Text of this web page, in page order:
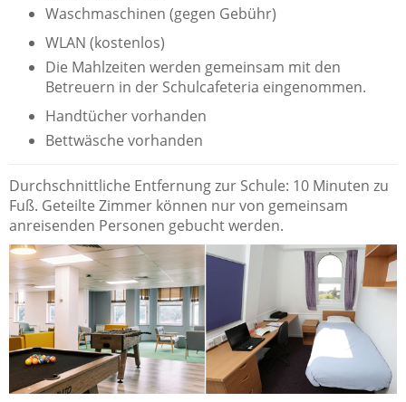
Waschmaschinen (gegen Gebühr)
WLAN (kostenlos)
Die Mahlzeiten werden gemeinsam mit den
Betreuern in der Schulcafeteria eingenommen.
Handtücher vorhanden
Bettwäsche vorhanden
Durchschnittliche Entfernung zur Schule: 10 Minuten zu
Fuß. Geteilte Zimmer können nur von gemeinsam
anreisenden Personen gebucht werden.